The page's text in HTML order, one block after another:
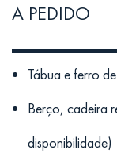
A PEDIDO
Tábua e ferro
Berço, cadeira
disponibilidade)